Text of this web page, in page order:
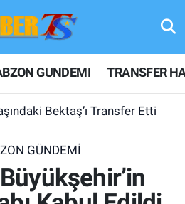
GUNDEMI TRANSFER
Bektaş’ı Transfer Etti
GÜNDEMİ